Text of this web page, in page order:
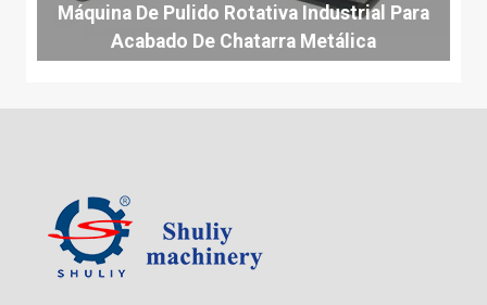
Máquina De Pulido Rotativa Industrial Para
Acabado De Chatarra Metálica